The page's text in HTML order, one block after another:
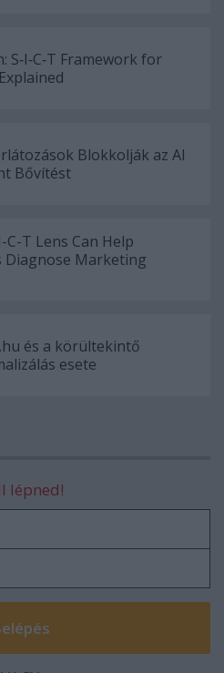
S‑I‑C‑T Framework for
Blokkolják az AI
Bővítést
C-T Lens Can Help
Diagnose Marketing
és a körültekintő
esete
lépned!